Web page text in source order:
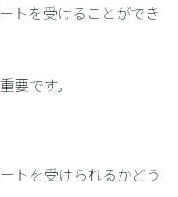
トを受けることができ
要です。
トを受けられるかどう